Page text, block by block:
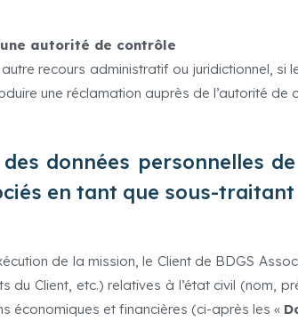
autorité de contrôle
recours administratif ou juridictionnel,
une réclamation auprès de l’autorité
données personnelles
en tant que sous-traitant
de la mission, le Client de BDGS
du Client, etc.) relatives à l’état civil
économiques et financières (ci-après les «